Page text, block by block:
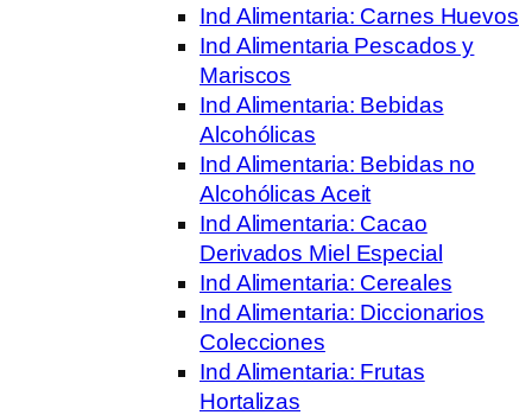
Ind Alimentaria: Carnes Huevos
Ind Alimentaria Pescados y
Mariscos
Ind Alimentaria: Bebidas
Alcohólicas
Ind Alimentaria: Bebidas no
Alcohólicas Aceit
Ind Alimentaria: Cacao
Derivados Miel Especial
Ind Alimentaria: Cereales
Ind Alimentaria: Diccionarios
Colecciones
Ind Alimentaria: Frutas
Hortalizas